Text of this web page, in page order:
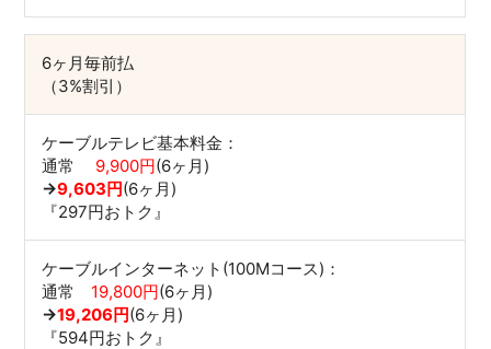
6ヶ月毎前払
（3%割引）
ケーブルテレビ基本料金：
通常 9,900円(6ヶ月)
→9,603円(6ヶ月)
『297円おトク』
ケーブルインターネット(100Mコース)：
通常 19,800円(6ヶ月)
→19,206円(6ヶ月)
『594円おトク』